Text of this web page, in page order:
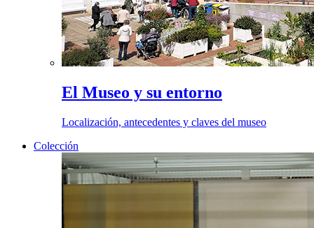
El Museo y su entorno
Localización, antecedentes y claves del museo
Colección